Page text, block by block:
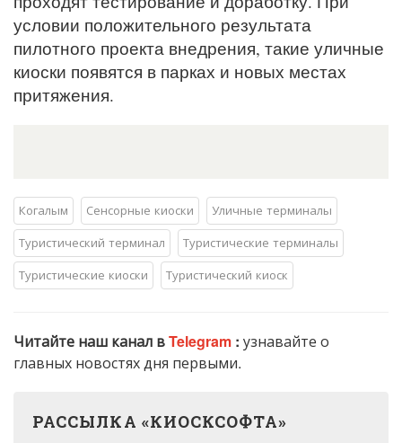
условии положительного результата
пилотного проекта внедрения, такие уличные
киоски появятся в парках и новых местах
притяжения.
Когалым Сенсорные киоски
Уличные терминалы
Туристический терминал
Туристические терминалы
Туристические киоски
Туристический киоск
Читайте наш канал вTelegram : узнавайте о
главных новостях дня первыми.
РАССЫЛКА «КИОСКСОФТА»